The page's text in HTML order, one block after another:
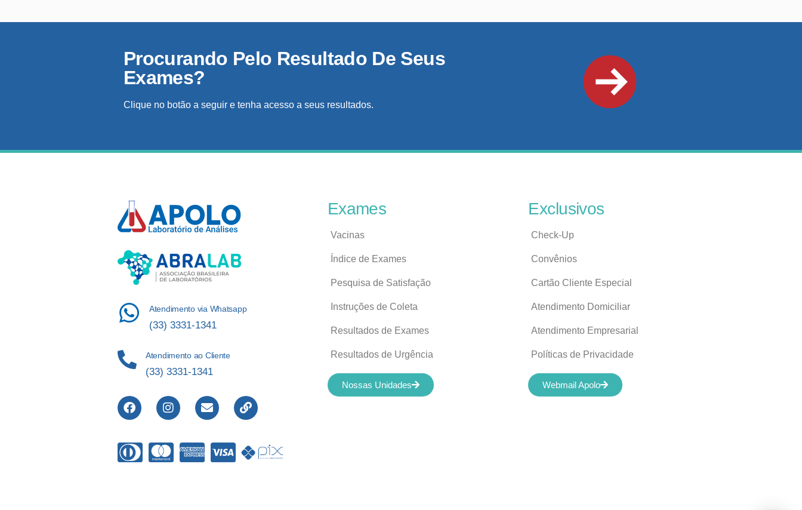
Procurando Pelo Resultado De Seus
Exames?
Clique no botão a seguir e tenha acesso a seus resultados.
Atendimento via Whatsapp
(33) 3331-1341
Atendimento ao Cliente
(33) 3331-1341
Exames
Vacinas
Índice de Exames
Pesquisa de Satisfação
Instruções de Coleta
Resultados de Exames
Resultados de Urgência
Nossas Unidades
Exclusivos
Check-Up
Convênios
Cartão Cliente Especial
Atendimento Domiciliar
Atendimento Empresarial
Políticas de Privacidade
Webmail Apolo